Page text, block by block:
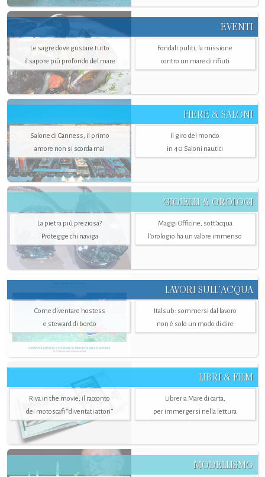
EVENTI
Le sagre dove gustare tutto
il sapore più profondo del mare
Fondali puliti, la missione
contro un mare di rifiuti
FIERE & SALONI
Salone di Canness, il primo
amore non si scorda mai
Il giro del mondo
in 40 Saloni nautici
GIOIELLI & OROLOGI
La pietra più preziosa?
Protegge chi naviga
Maggi Officine, sott’acqua
l'orologio ha un valore immenso
LAVORI SULL’ACQUA
Come diventare hostess
e steward di bordo
Italsub: sommersi dal lavoro
non è solo un modo di dire
LIBRI & FILM
Riva in the movie, il racconto
dei motoscafi “diventati attori”
Libreria Mare di carta,
per immergersi nella lettura
MODELLISMO